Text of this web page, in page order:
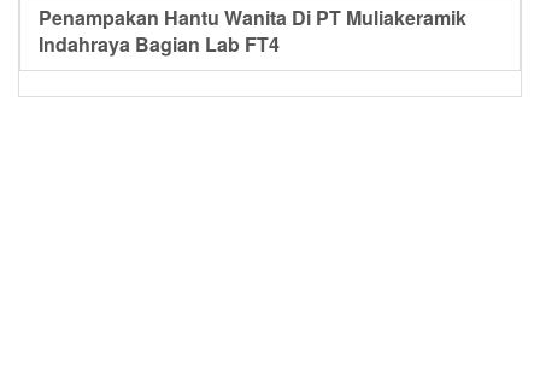
Penampakan Hantu Wanita Di PT Muliakeramik
Indahraya Bagian Lab FT4